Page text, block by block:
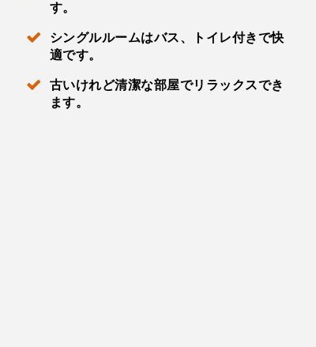
す。
シングルルームはバス、トイレ付きで快
適です。
古いけれど清潔な部屋でリラックスでき
ます。